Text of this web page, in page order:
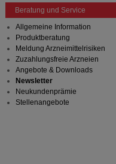
Statistik & Tracking:
Informationen über
unserer Website
Website weiter für
auf unserer Website
Drittseiten möglichst
Bitte beachten Sie,
Dritte wie z.B. Google
übertragen werden.
Beratung und Service
Allgemeine Information
Produktberatung
Meldung Arzneimittelrisiken
Zuzahlungsfreie Arzneien
Angebote & Downloads
Newsletter
Neukundenprämie
Stellenangebote